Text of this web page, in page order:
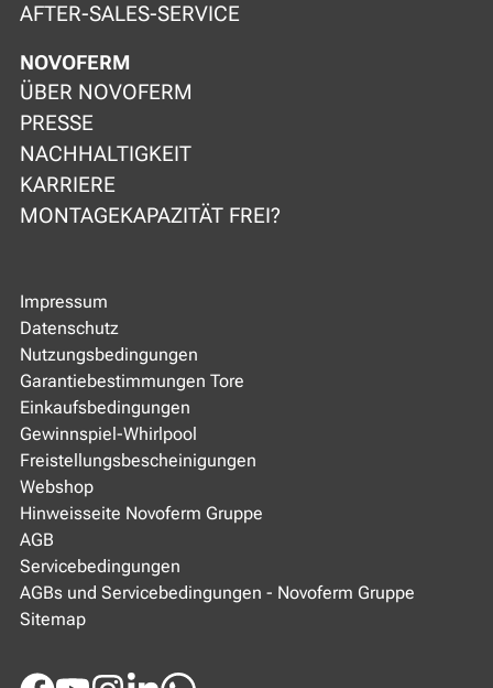
AFTER-SALES-SERVICE
NOVOFERM
ÜBER NOVOFERM
PRESSE
NACHHALTIGKEIT
KARRIERE
MONTAGEKAPAZITÄT FREI?
Impressum
Datenschutz
Nutzungsbedingungen
Garantiebestimmungen Tore
Einkaufsbedingungen
Gewinnspiel-Whirlpool
Freistellungsbescheinigungen
Webshop
Hinweisseite Novoferm Gruppe
AGB
Servicebedingungen
AGBs und Servicebedingungen - Novoferm Gruppe
Sitemap